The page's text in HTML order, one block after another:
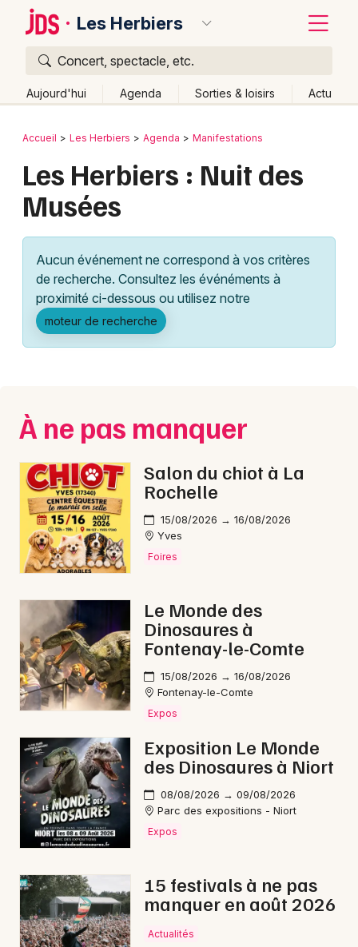
Les Herbiers
Concert, spectacle, etc.
Aujourd'hui Agenda Sorties & loisirs Actu
Publier un événement
Grands événements
Activité & Expérience
Manifestations
Foires & salons
Concerts
Sports
Soirées
Sorties famille
Sorties & loisirs
Nuit des Musées en Vendée
Nuit des Musées dans les Pays de la Loire
Newsletter des sorties
Artistes en tournée
Actus aux Herbiers
Magazine aux Herbiers
Bordeaux
Colmar
Lille
Lyon
Marseille
Mulhouse
Nice
Paris
Strasbourg
Toulouse
Toutes les villes
Retour
Accueil Les Herbiers Agenda Manifestations
Les Herbiers : Nuit des
Musées
Aucun événement ne correspond à vos critères
de recherche. Consultez les événéments à
proximité ci-dessous ou utilisez notre
moteur de recherche
À ne pas manquer
Salon du chiot à La
Rochelle
15/08/2026 → 16/08/2026
Yves
Foires
Le Monde des
Dinosaures à
Fontenay-le-Comte
15/08/2026 → 16/08/2026
Fontenay-le-Comte
Expos
Exposition Le Monde
des Dinosaures à Niort
08/08/2026 → 09/08/2026
Parc des expositions - Niort
Expos
15 festivals à ne pas
manquer en août 2026
Actualités
Quoi ?
Où ?
Pays de la Loire
Partout Près de moi Changer de lieu
Quand ?
Aujourd'hui
Demain Ce week-end Autre